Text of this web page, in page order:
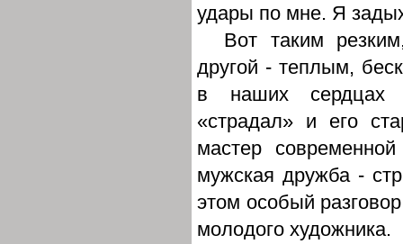
удары по мне. Я
Вот таким
другой - теплым,
в наших сердцах
«страдал» и его
мастер
мужская дружба -
этом особый
молодого художника.